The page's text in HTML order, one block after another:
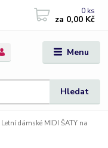
Menu
Hledat
0 ks
za 0,00 Kč
Letní dámské MIDI ŠATY na